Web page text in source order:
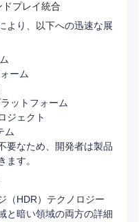
プレイ統合
より、以下への迅速な展
ーム
ットフォーム
ジェクト
ム
要なため、開発者は製品
ます。
（HDR）テクノロジー
と暗い領域の両方の詳細